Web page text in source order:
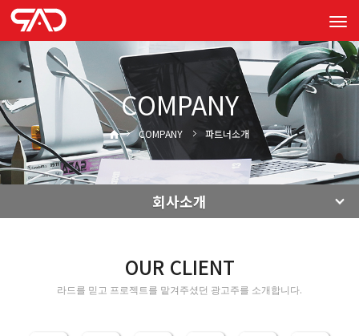
COMPANY
COMPANY 파트너소개
회사소개
OUR CLIENT
라드를 믿고 프로젝트를 맡겨주셨던 광고주를 소개합니다.